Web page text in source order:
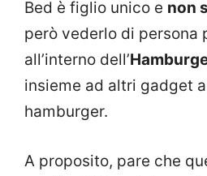
Bed è figlio unico e non
però vederlo di persona
all’interno dell’
insieme ad altri gadget
hamburger.
A proposito, pare che